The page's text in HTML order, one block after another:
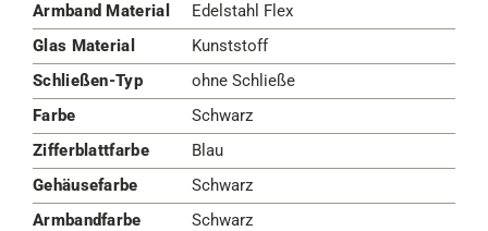
Armband Material
Edelstahl Flex
Glas Material
Kunststoff
Schließen-Typ
ohne Schließe
Farbe
Schwarz
Zifferblattfarbe
Blau
Gehäusefarbe
Schwarz
Armbandfarbe
Schwarz